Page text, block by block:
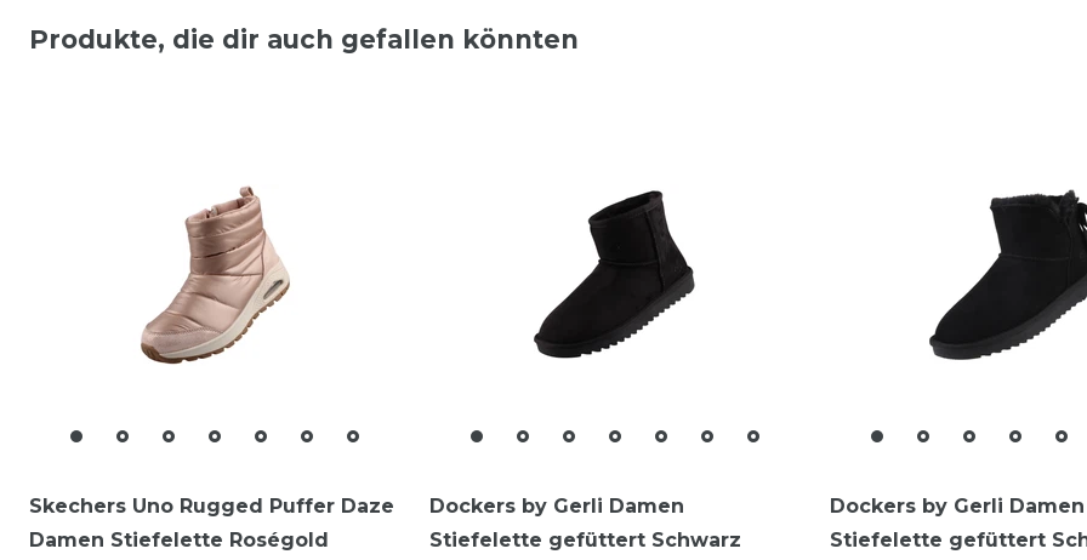
Produkte, die dir auch gefallen könnten
Skechers Uno Rugged Puffer Daze
Damen Stiefelette Roségold
Dockers by Gerli Damen
Stiefelette gefüttert Schwarz
Dockers by Gerli Damen
Stiefelette gefüttert